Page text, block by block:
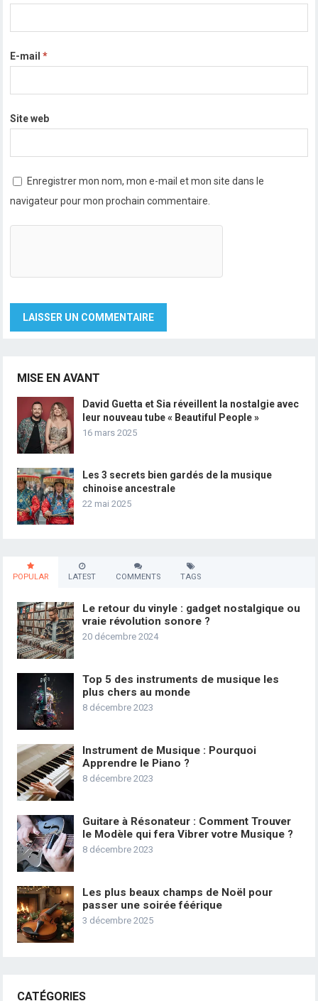
E-mail*
Site web
Enregistrer mon nom, mon e-mail et mon site dans le
navigateur pour mon prochain commentaire.
MISE EN AVANT
David Guetta et Sia réveillent la nostalgie avec
leur nouveau tube « Beautiful People »
16 mars 2025
Les 3 secrets bien gardés de la musique
chinoise ancestrale
22 mai 2025
POPULAR LATEST COMMENTS TAGS
Le retour du vinyle : gadget nostalgique ou
vraie révolution sonore ?
20 décembre 2024
Top 5 des instruments de musique les
plus chers au monde
8 décembre 2023
Instrument de Musique : Pourquoi
Apprendre le Piano ?
8 décembre 2023
Guitare à Résonateur : Comment Trouver
le Modèle qui fera Vibrer votre Musique ?
8 décembre 2023
Les plus beaux champs de Noël pour
passer une soirée féérique
3 décembre 2025
CATÉGORIES